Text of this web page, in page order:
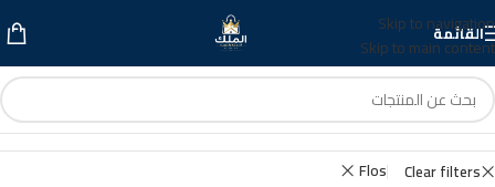
Skip to navigation
Skip to main content
القائمة
Clear filters
Flos